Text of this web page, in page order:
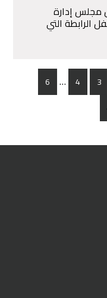
مجلس إدارة
الرابطة التي
3
4
…
6